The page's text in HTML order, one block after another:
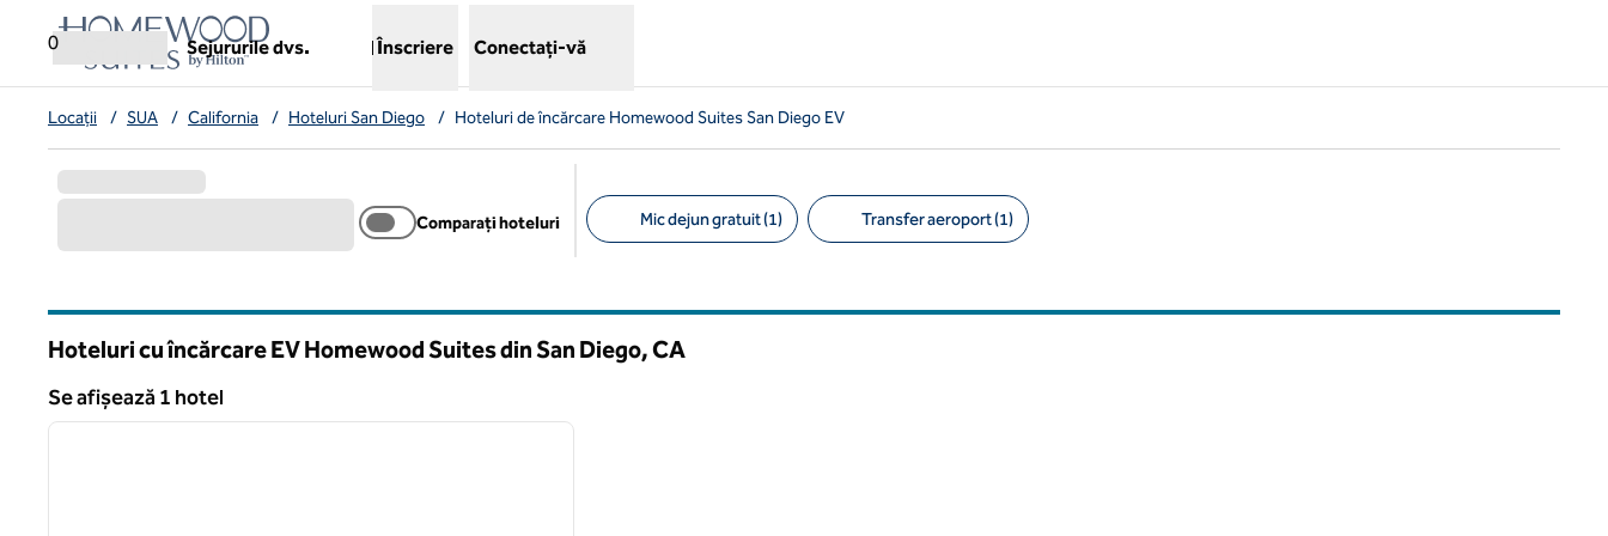
Salt la conținut
0
Sejururile dvs.
,deschide o filă nouă
Înscriere Conectați-vă
Locații / SUA / California / Hoteluri San Diego / Hoteluri de încărcare Homewood Suites San Diego EV
Comparați hoteluri Mic dejun gratuit (1) Transfer aeroport (1)
Hoteluri cu încărcare EV Homewood Suites din San Diego,CA
Se afișează 1 hotel
Se afișează 1 hotel
1 din 12
imaginea următoare